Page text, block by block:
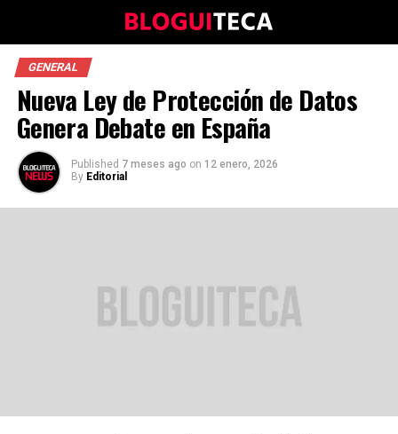
GENERAL
Nueva Ley de Protección de Datos
Genera Debate en España
Published 7 meses ago on 12 enero, 2026
By Editorial